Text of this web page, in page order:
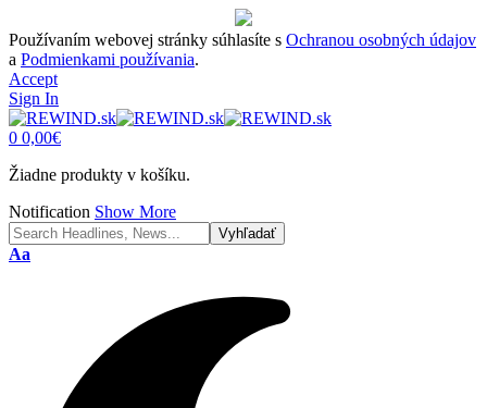
Používaním webovej stránky súhlasíte s Ochranou osobných údajov
a Podmienkami používania.
Accept
Sign In
0 0,00€
Žiadne produkty v košíku.
Notification Show More
Font
Aa